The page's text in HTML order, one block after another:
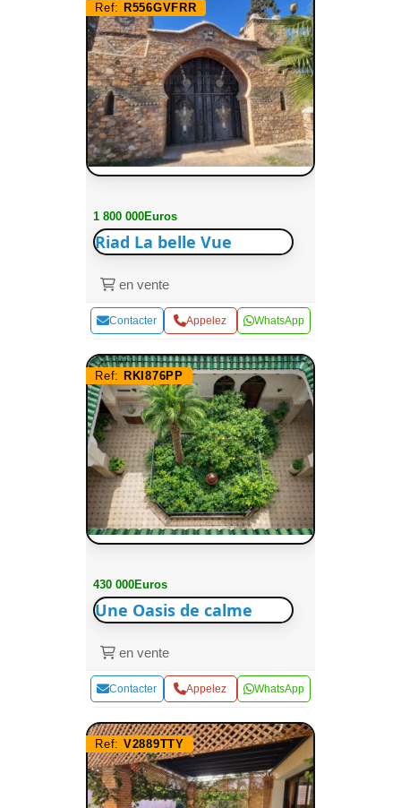
Ref: R556GVFRR
1 800 000Euros
Riad La belle Vue
en vente
Contacter Appelez WhatsApp
Ref: RKI876PP
430 000Euros
Une Oasis de calme
en vente
Contacter Appelez WhatsApp
Ref: V2889TTY